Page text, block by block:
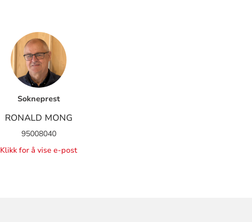
Sokneprest
RONALD MONG
95008040
Klikk for å vise e-post